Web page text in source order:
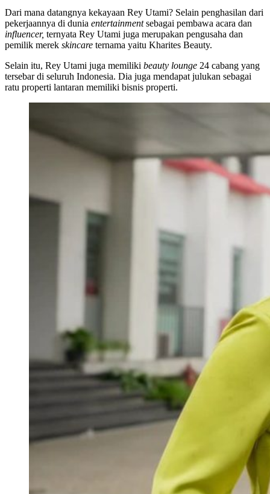
Dari mana datangnya kekayaan Rey Utami? Selain penghasilan dari
pekerjaannya di dunia entertainmentsebagai pembawa acara dan
influencer, ternyata Rey Utami juga merupakan pengusaha dan
pemilik merek skincare ternama yaitu Kharites Beauty.
Selain itu, Rey Utami juga memiliki beauty lounge 24 cabang yang
tersebar di seluruh Indonesia. Dia juga mendapat julukan sebagai
ratu properti lantaran memiliki bisnis properti.